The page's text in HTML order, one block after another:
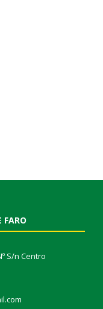
FARO
S/n Centro